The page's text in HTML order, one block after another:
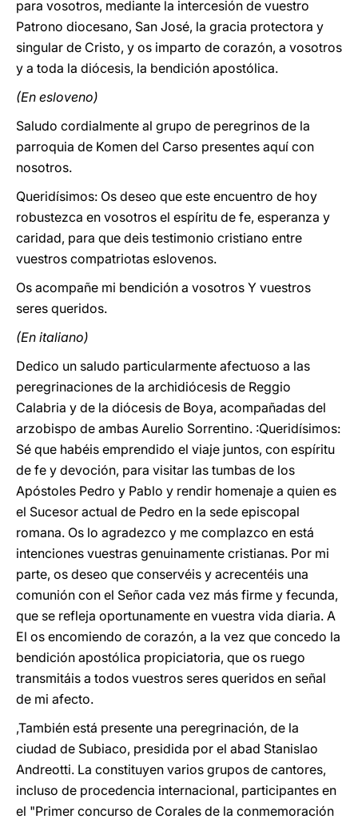
para vosotros, mediante la intercesión de vuestro
Patrono diocesano, San José, la gracia protectora y
singular de Cristo, y os imparto de corazón, a vosotros
y a toda la diócesis, la bendición apostólica.
(En esloveno)
Saludo cordialmente al grupo de peregrinos de la
parroquia de Komen del Carso presentes aquí con
nosotros.
Queridísimos: Os deseo que este encuentro de hoy
robustezca en vosotros el espíritu de fe, esperanza y
caridad, para que deis testimonio cristiano entre
vuestros compatriotas eslovenos.
Os acompañe mi bendición a vosotros Y vuestros
seres queridos.
(En italiano)
Dedico un saludo particularmente afectuoso a las
peregrinaciones de la archidiócesis de Reggio
Calabria y de la diócesis de Boya, acompañadas del
arzobispo de ambas Aurelio Sorrentino. :Queridísimos:
Sé que habéis emprendido el viaje juntos, con espíritu
de fe y devoción, para visitar las tumbas de los
Apóstoles Pedro y Pablo y rendir homenaje a quien es
el Sucesor actual de Pedro en la sede episcopal
romana. Os lo agradezco y me complazco en está
intenciones vuestras genuinamente cristianas. Por mi
parte, os deseo que conservéis y acrecentéis una
comunión con el Señor cada vez más firme y fecunda,
que se refleja oportunamente en vuestra vida diaria. A
El os encomiendo de corazón, a la vez que concedo la
bendición apostólica propiciatoria, que os ruego
transmitáis a todos vuestros seres queridos en señal
de mi afecto.
,También está presente una peregrinación, de la
ciudad de Subiaco, presidida por el abad Stanislao
Andreotti. La constituyen varios grupos de cantores,
incluso de procedencia internacional, participantes en
el "Primer concurso de Corales de la conmemoración